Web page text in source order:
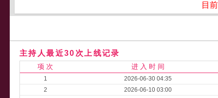
目
主持人最近30次上线记录
项 次 进 入 时 间
1
2026-06-30 04:35
2
2026-06-10 03:00